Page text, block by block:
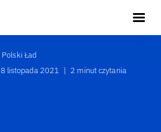
Polski Ład
8 listopada 2021 | 2 minut czytania